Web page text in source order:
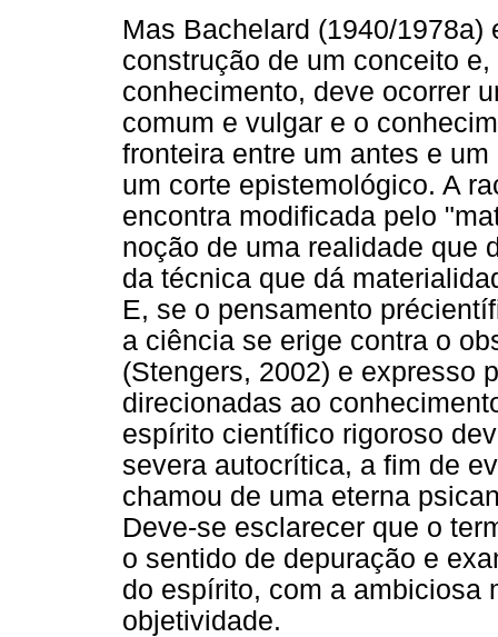
Mas Bachelard (1940/
construção de um conceito
conhecimento, deve ocorrer
comum e vulgar e o
fronteira entre um antes e
um corte epistemológico. A
encontra modificada pelo
noção de uma realidade que
da técnica que dá
E, se o pensamento
a ciência se erige contra o
(Stengers, 2002) e expresso
direcionadas ao
espírito científico rigoroso
severa autocrítica, a fim de
chamou de uma eterna
Deve-se esclarecer que o
o sentido de depuração e
do espírito, com a ambiciosa
objetividade.